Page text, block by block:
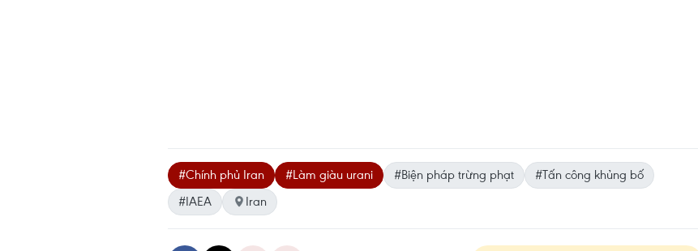
#Chính phủ Iran #Làm giàu urani #Biện pháp trừng phạt
#Tấn công khủng bố
#IAEA
Iran